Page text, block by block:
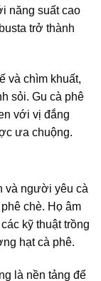
năng suất cao
trở thành
và chìm khuất,
sỏi. Gu cà phê
với vị đắng
ưa chuộng.
và người yêu cà
chè. Họ âm
kỹ thuật trồng
hạt cà phê.
là nền tảng để